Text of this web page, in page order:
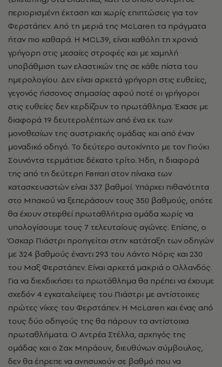
περιορισμένη έκταση και χωρίς επιπτώσεις για τον
Φερστάπεν. Από τη μεριά της McLaren τα πράγματα
ήταν πιο καθαρά. Η MCL39, είναι καθόλη τη χρονιά
γρήγορη στις μεσαίες στροφές και με χαμηλή
υποβάθμιση των ελαστικών της σε κάθε πίστα του
ημερολογίου. Δεν είναι αρκετά γρήγορη στις ευθείες,
γεγονός ήσσονος σημασίας αφού ποτέ οι γρήγοροι
στις ευθείες δεν κερδίζουν το πρωτάθλημα. Έχασε με
διαφορά 19 δευτερολέπτων από ένα εκ των
μονοθεσίων της αυστριακής ομάδας και από έναν
μοναδικό οδηγό. Το δεύτερο αυτοκίνητο με τον Γιούκι
Σουνόντα τερμάτισε δέκατο τρίτο. Ήδη, η διαφορά
της από τη δεύτερη Ferrari στον πίνακα των
κατασκευαστών είναι 337 βαθμοί. Υπάρχει πιθανότητα
στο Μπακού να ξεπεράσουν τους 350 βαθμούς, οπότε
θα έχουν στεφθεί πρωταθλήτρια ομάδα χωρίς να
υπολογίσουμε τους 7 τελευταίους αγώνες. Επίσης, ο
Όσκαρ Πιάστρι προηγείται στην κατάταξη των οδηγών
με 324 βαθμούς έναντι 293 του Λάντο Νόρις και 230
του Μαξ Φερστάπεν. Είναι αρκετά μακριά ο Ολλανδός.
Για να διεκδικήσει το πρωτάθλημα θα πρέπει να έχουμε
σχεδόν 4 εγκαταλείψεις του Πιάστρι με αντίστοιχες
πρώτες νίκες του Φερστάπεν. Η McLaren και ένας από
τους δύο οδηγούς της θα πάρουν τα αντίστοιχα
πρωταθλήματα. O Αντρέα Στέλλα, αρχηγός της
ομάδας και ο Ζακ Μπράουν, διευθύνων σύμβουλος,
δεν θα έπρεπε να ανησυχούν σε βαθμό που να